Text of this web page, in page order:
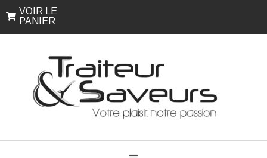
VOIR LE
PANIER